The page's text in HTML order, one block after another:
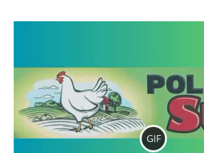
GIF